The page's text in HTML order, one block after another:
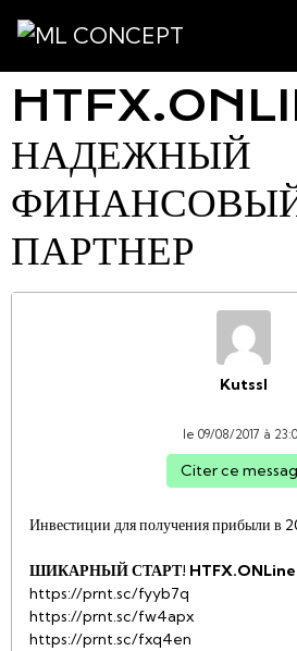
НАДЕЖНЫЙ
ПАРТНЕР
Kutssl
le 09/08/2017 à
Citer ce
Инвестиции для получения прибыли в
ШИКАРНЫЙ СТАРТ!
https://prnt.sc/fyyb7q
https://prnt.sc/fw4apx
https://prnt.sc/fxq4en